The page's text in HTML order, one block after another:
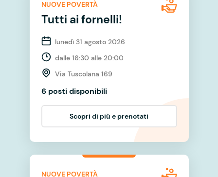
NUOVE POVERTÀ
Tutti ai fornelli!
lunedì 31 agosto 2026
dalle 16:30 alle 20:00
Via Tuscolana 169
6 posti disponibili
Scopri di più e prenotati
NUOVE POVERTÀ